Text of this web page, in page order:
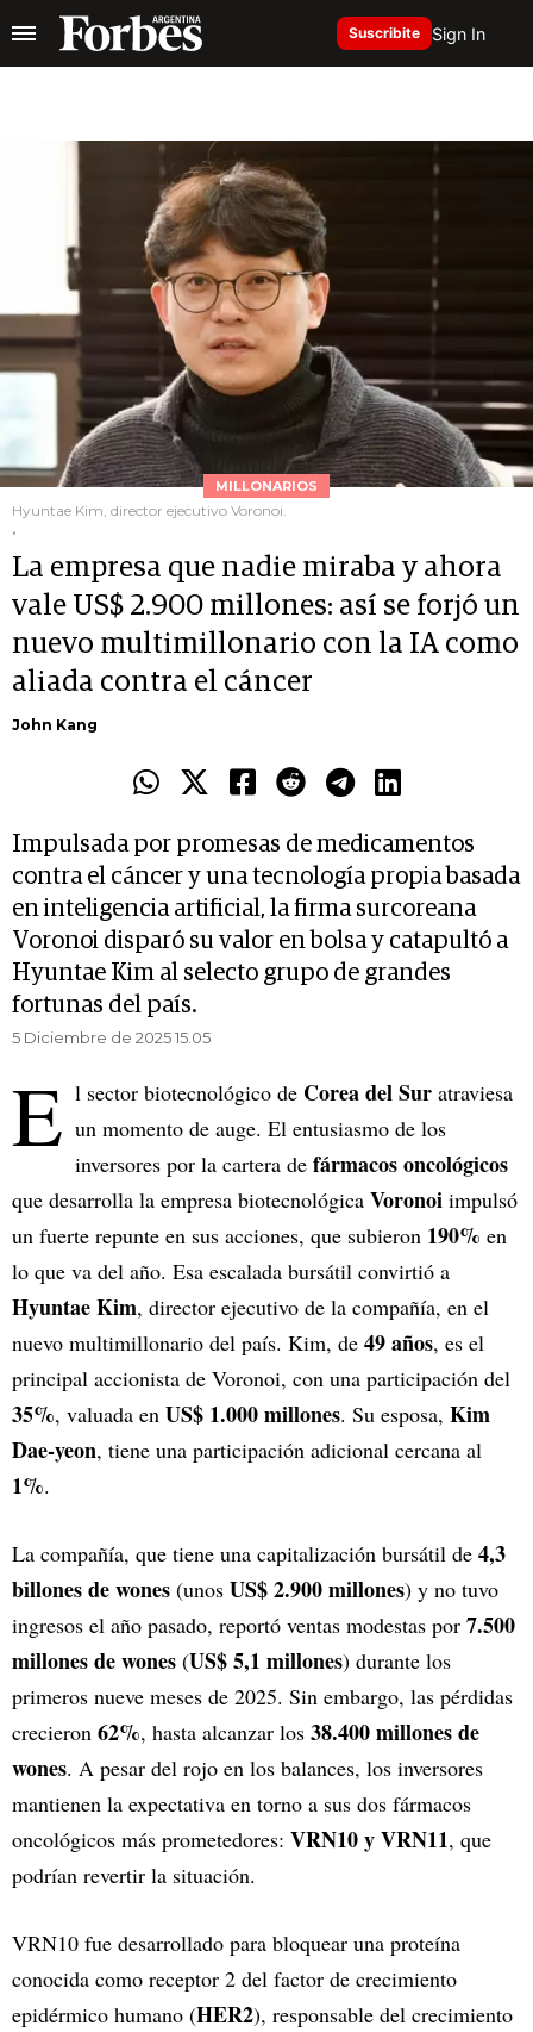
Suscribite Sign In
MILLONARIOS
Hyuntae Kim, director ejecutivo Voronoi.
.
La empresa que nadie miraba y ahora
vale US$ 2.900 millones: así se forjó un
nuevo multimillonario con la IA como
aliada contra el cáncer
John Kang
Impulsada por promesas de medicamentos
contra el cáncer y una tecnología propia basada
en inteligencia artificial, la firma surcoreana
Voronoi disparó su valor en bolsa y catapultó a
Hyuntae Kim al selecto grupo de grandes
fortunas del país.
5 Diciembre de 2025 15.05
E l sector biotecnológico de Corea del Sur atraviesa
un momento de auge. El entusiasmo de los
inversores por la cartera de fármacos oncológicos
que desarrolla la empresa biotecnológica Voronoi impulsó
un fuerte repunte en sus acciones, que subieron 190% en
lo que va del año. Esa escalada bursátil convirtió a
Hyuntae Kim, director ejecutivo de la compañía, en el
nuevo multimillonario del país. Kim, de 49 años, es el
principal accionista de Voronoi, con una participación del
35%, valuada en US$ 1.000 millones. Su esposa, Kim
Dae-yeon, tiene una participación adicional cercana al
1%.
La compañía, que tiene una capitalización bursátil de 4,3
billones de wones (unos US$ 2.900 millones) y no tuvo
ingresos el año pasado, reportó ventas modestas por 7.500
millones de wones (US$ 5,1 millones) durante los
primeros nueve meses de 2025. Sin embargo, las pérdidas
crecieron 62%, hasta alcanzar los 38.400 millones de
wones. A pesar del rojo en los balances, los inversores
mantienen la expectativa en torno a sus dos fármacos
oncológicos más prometedores: VRN10 y VRN11, que
podrían revertir la situación.
VRN10 fue desarrollado para bloquear una proteína
conocida como receptor 2 del factor de crecimiento
epidérmico humano (HER2), responsable del crecimiento